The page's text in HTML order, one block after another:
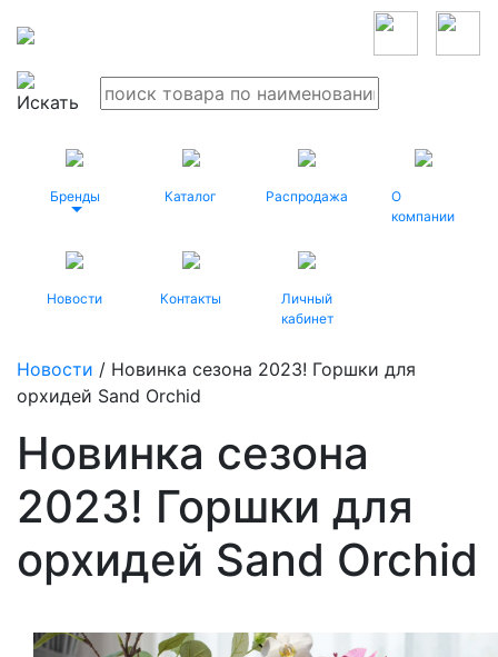
Бренды Каталог Распродажа
О
компании
Новости Контакты
Личный
кабинет
Новости / Новинка сезона 2023! Горшки для
орхидей Sand Orchid
Новинка сезона
2023! Горшки для
орхидей Sand Orchid